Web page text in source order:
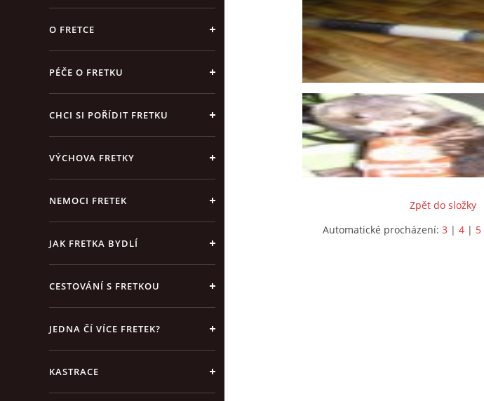
O FRETCE
PÉČE O FRETKU
CHCI SI POŘÍDIT FRETKU
VÝCHOVA FRETKY
NEMOCI FRETEK
JAK FRETKA BYDLÍ
CESTOVÁNÍ S FRETKOU
JEDNA ČÍ VÍCE FRETEK?
KASTRACE
Zpět do složky
Automatické procházení: 3 | 4 | 5